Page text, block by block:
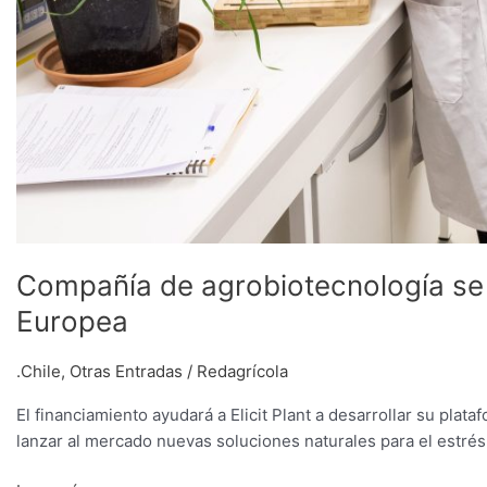
Compañía de agrobiotecnología
Europea
.Chile, Otras Entradas / Redagrícola
El financiamiento ayudará a Elicit Plant a desarrollar su
lanzar al mercado nuevas soluciones naturales para el